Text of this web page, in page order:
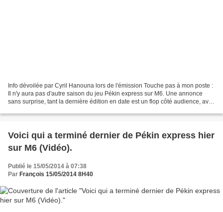
Info dévoilée par Cyril Hanouna lors de l'émission Touche pas à mon poste :
Il n'y aura pas d'autre saison du jeu Pékin express sur M6. Une annonce
sans surprise, tant la dernière édition en date est un flop côté audience, avec
Voici qui a terminé dernier de Pékin express hier
sur M6 (Vidéo).
Publié le 15/05/2014 à 07:38
Par François 15/05/2014 8H40